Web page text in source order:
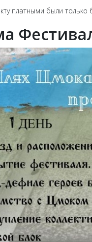
платными были только